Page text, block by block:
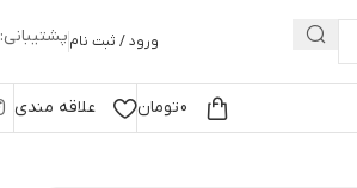
ورود / ثبت نامپشتیبانی: 09123210069
0تومان علاقه مندی